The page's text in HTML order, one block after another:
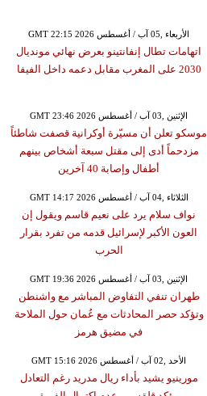
GMT 22:15 2026 الأربعاء ,05 آب / أغسطس
اتهامات تطال إنفانتينو بعرض نهائي مونديال
2030 على المغرب مقابل دعمه داخل الفيفا
GMT 23:46 2026 الإثنين ,03 آب / أغسطس
موسكو تعلن أن مسيّرة أوكرانية قصفت شاطئاً
مزدحماً أدى إلى مقتل سبعة أشخاص بينهم
أطفال وإصابة 40 آخرين
GMT 14:17 2026 الثلاثاء ,04 آب / أغسطس
نواف سلام يرد على نعيم قاسم ويقول إن
العون الأكبر لإسرائيل قدمه من تفرد بقرار
الحرب
GMT 19:36 2026 الإثنين ,03 آب / أغسطس
طهران تنفي التفاوض المباشر مع واشنطن
وتؤكد حصر المحادثات مع عُمان حول الملاحة
في مضيق هرمز
GMT 15:16 2026 الأحد ,02 آب / أغسطس
مورينيو يشيد بأداء ريال مدريد رغم التعادل